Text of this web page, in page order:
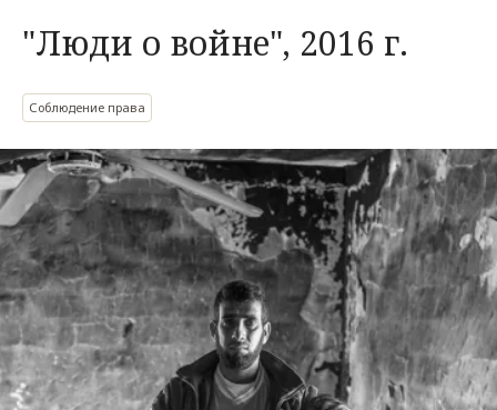
"Люди о войне", 2016 г.
Соблюдение права